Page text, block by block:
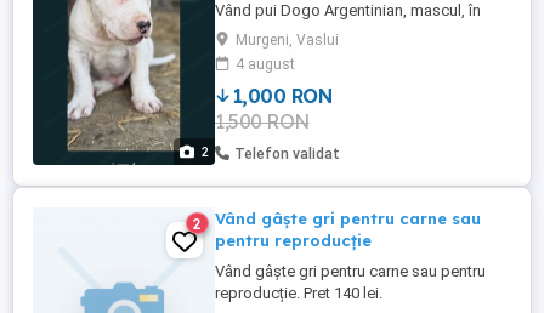
2
Vând pui Dogo Argentinian, mascul, în
vârstă de 8 săptămâni. * Două
deparazitări interne efectuate * Primul
vaccin efectuat * Sănătos, jucăuș și foarte
frumos * Părinți de rasă pură * Crescut în
condiții bune Se vinde din motive
personale, deoarece ...
Murgeni, Vaslui
4 august
1,000 RON
1,500 RON
Telefon validat
2
Vând gâște gri pentru carne sau
pentru reproducție
Vând gâște gri pentru carne sau pentru
reproducție. Pret 140 lei.